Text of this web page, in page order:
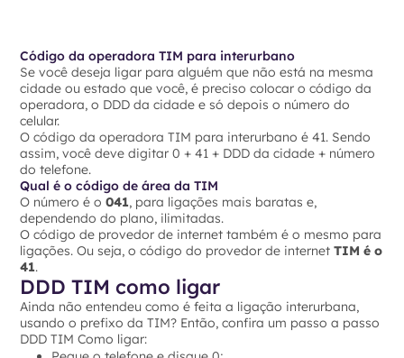
Código da operadora TIM para interurbano
Se você deseja ligar para alguém que não está na mesma
cidade ou estado que você, é preciso colocar o código da
operadora, o DDD da cidade e só depois o número do
celular.
O código da operadora TIM para interurbano é 41. Sendo
assim, você deve digitar 0 + 41 + DDD da cidade + número
do telefone.
Qual é o código de área da TIM
O número é o041, para ligações mais baratas e,
dependendo do plano, ilimitadas.
O código de provedor de internet também é o mesmo para
ligações. Ou seja, o código do provedor de internetTIM é o
41.
DDD TIM como ligar
Ainda não entendeu como é feita a ligação interurbana,
usando o prefixo da TIM? Então, confira um passo a passo
DDD TIM Como ligar: